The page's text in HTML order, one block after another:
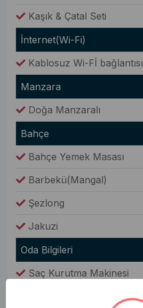
Kaşık & Çatal Seti
İnternet(Wi-Fi)
Kablosuz Wi-Fİ bağlantısı
Manzara
Doğa Manzaralı
Bahçe
Bahçe Yemek Masası
Barbekü(Mangal)
Şezlong
Jakuzi
Oda Bilgileri
Saç Kurutma Makinesi